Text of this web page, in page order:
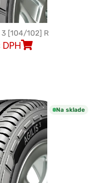
3 [104/102] R
DPH
Na sklade